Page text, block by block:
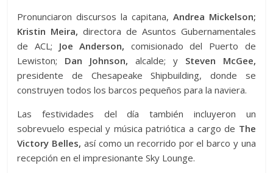
Pronunciaron discursos la capitana, Andrea Mickelson;
Kristin Meira, directora de Asuntos Gubernamentales
de ACL; Joe Anderson, comisionado del Puerto de
Lewiston; Dan Johnson, alcalde; ySteven McGee,
presidente de Chesapeake Shipbuilding, donde se
construyen todos los barcos pequeños para la naviera.
Las festividades del día también incluyeron un
sobrevuelo especial y música patriótica a cargo de The
Victory Belles, así como un recorrido por el barco y una
recepción en el impresionante Sky Lounge.